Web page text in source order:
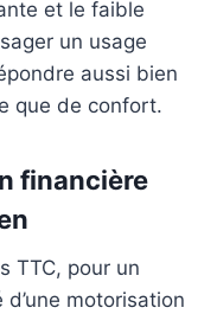
et le faible
un usage
aussi bien
que de confort.
financière
TTC, pour un
motorisation